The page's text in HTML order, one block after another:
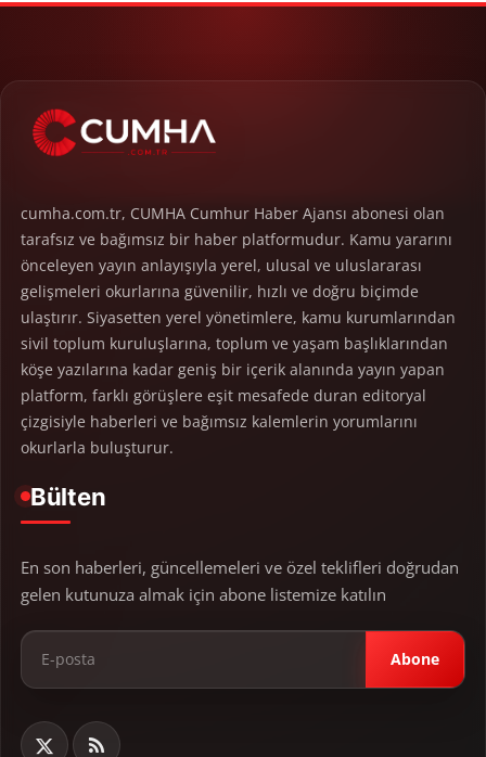
cumha.com.tr, CUMHA Cumhur Haber Ajansı abonesi olan
tarafsız ve bağımsız bir haber platformudur. Kamu yararını
önceleyen yayın anlayışıyla yerel, ulusal ve uluslararası
gelişmeleri okurlarına güvenilir, hızlı ve doğru biçimde
ulaştırır. Siyasetten yerel yönetimlere, kamu kurumlarından
sivil toplum kuruluşlarına, toplum ve yaşam başlıklarından
köşe yazılarına kadar geniş bir içerik alanında yayın yapan
platform, farklı görüşlere eşit mesafede duran editoryal
çizgisiyle haberleri ve bağımsız kalemlerin yorumlarını
okurlarla buluşturur.
Bülten
En son haberleri, güncellemeleri ve özel teklifleri doğrudan
gelen kutunuza almak için abone listemize katılın
Abone